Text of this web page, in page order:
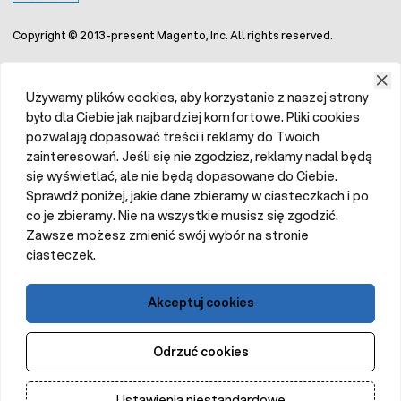
ogrodzenia pastwisk, obszarów hodowlanych czy pól
skuteczną ochronę przed dziką zwierzyną oraz
Wysoka trwałość: wytrzymałe materiały
zapewniają długą żywotność i odporność na
uszkodzenia mechaniczne oraz warunki
atmosferyczne.
Efektywne przewodzenie prądu: wplecione w
taśmy druty ze stali nierzewnej bardzo dobrze
przewodzą impulsy elektryczne.
Łatwość montażu: taśmy nawinięte na szpule są
łatwe w montażu, dzięki czemu można szybko i
Widoczność i bezpieczeństwo: szerokie taśmy
oraz ich kolorystyka zwiększają widoczność
ogrodzenia, co jest istotne dla bezpieczeństwa
zwierząt oraz ochrony terenu.
Copyright © 2013-present Magento, Inc. All rights reserved.
Używamy plików cookies, aby korzystanie z naszej strony
było dla Ciebie jak najbardziej komfortowe. Pliki cookies
pozwalają dopasować treści i reklamy do Twoich
zainteresowań. Jeśli się nie zgodzisz, reklamy nadal będą
się wyświetlać, ale nie będą dopasowane do Ciebie.
Sprawdź poniżej, jakie dane zbieramy w ciasteczkach i po
co je zbieramy. Nie na wszystkie musisz się zgodzić.
Zawsze możesz zmienić swój wybór na stronie
ciasteczek.
Akceptuj cookies
Odrzuć cookies